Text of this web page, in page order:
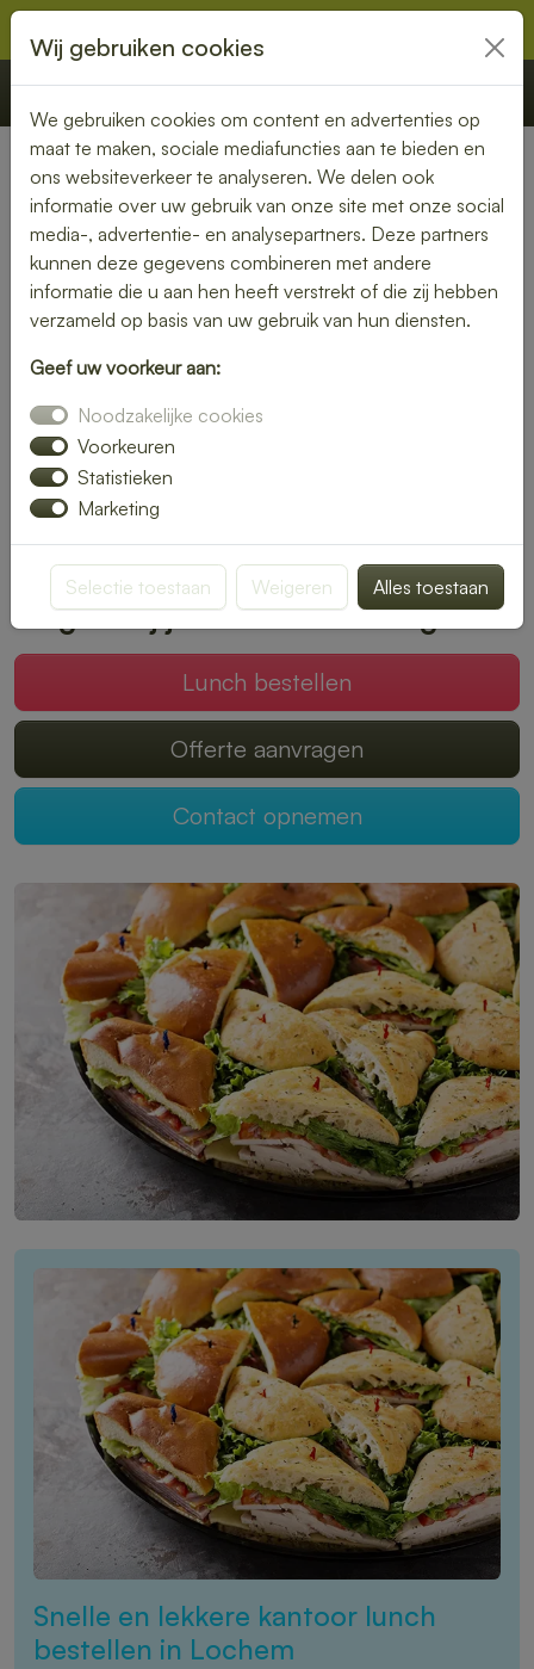
€ 0,00 Offerte Bestellen
Nederland»Gelderland» Lochem
Smaakvolle lunch bezorgen in
Lochem
lunch bezorgservice in Lochem en geniet van heerlijke
gerechten die met liefde zijn bereid. Van knapperige
broodjes tot voedzame salades – wij bezorgen het
rechtstreeks bij jou thuis of op kantoor.
Met een gevarieerd menu is er altijd een lunch die bij jouw
genieten van een onbezorgde middagpauze.
Mogen wij jouw lunch verzorgen?
Lunch bestellen
Offerte aanvragen
Contact opnemen
Snelle en lekkere kantoor lunch
bestellen in Lochem
Wij gebruiken cookies
We gebruiken cookies om content en advertenties op
maat te maken, sociale mediafuncties aan te bieden en
ons websiteverkeer te analyseren. We delen ook
informatie over uw gebruik van onze site met onze social
media-, advertentie- en analysepartners. Deze partners
kunnen deze gegevens combineren met andere
informatie die u aan hen heeft verstrekt of die zij hebben
verzameld op basis van uw gebruik van hun diensten.
Geef uw voorkeur aan:
Noodzakelijke cookies
Voorkeuren
Statistieken
Marketing
Selectie toestaan Weigeren Alles toestaan